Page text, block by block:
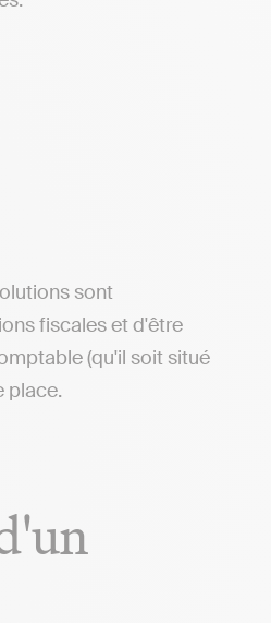
sont
fiscales et d'être
(qu'il soit situé
place.